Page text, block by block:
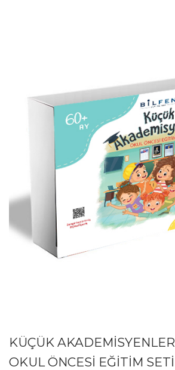
KÜÇÜK AKADEMİSYENLER
OKUL ÖNCESİ EĞİTİM SETİ